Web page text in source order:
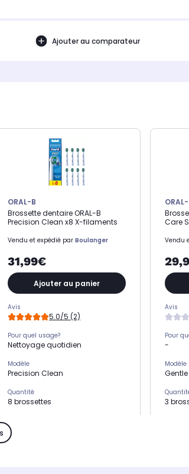
Ajouter au comparateur
ORAL-B
Brossette dentaire ORAL-B
Precision Clean x8 X-filaments
Vendu et expédié par Boulanger
31,99€
Ajouter au panier
Avis
5.0/5 (2)
Pour quel usage?
Nettoyage quotidien
Modèle
Precision Clean
Quantité
8 brossettes
Oral B
Care
Vendu
Avis
Pour
-
Modèle
3